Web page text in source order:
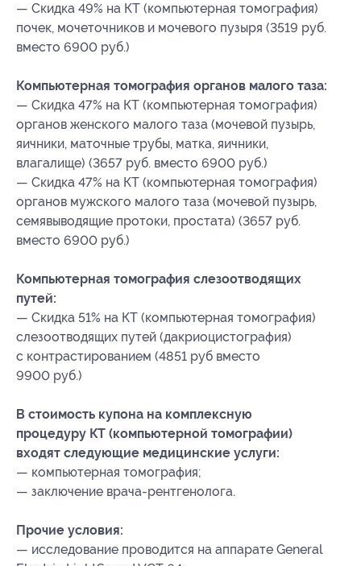
— Скидка 49% на КТ (компьютерная томография)
почек, мочеточников и мочевого пузыря (3519 руб.
вместо 6900 руб.)
Компьютерная томография органов малого таза:
— Скидка 47% на КТ (компьютерная томография)
органов женского малого таза (мочевой пузырь,
яичники, маточные трубы, матка, яичники,
влагалище) (3657 руб. вместо 6900 руб.)
— Скидка 47% на КТ (компьютерная томография)
органов мужского малого таза (мочевой пузырь,
семявыводящие протоки, простата) (3657 руб.
вместо 6900 руб.)
Компьютерная томография слезоотводящих
путей:
— Скидка 51% на КТ (компьютерная томография)
слезоотводящих путей (дакриоцистография)
с контрастированием (4851 руб вместо
9900 руб.)
В стоимость купона на комплексную
процедуру КТ (компьютерной томографии)
входят следующие медицинские услуги:
— компьютерная томография;
— заключение врача-рентгенолога.
Прочие условия:
— исследование проводится на аппарате General